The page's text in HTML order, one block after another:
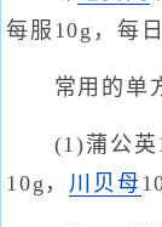
每服10g，每日
常用的单
(1)蒲公英
10g， 川贝母